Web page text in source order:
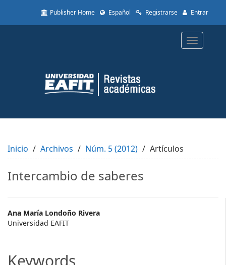
to
Content
Sidebar
Publisher Home Español Registrarse Entrar
Toggle
Inicio Archivos Núm. 5 (2012) Artículos
Intercambio de saberes
Main
Article
Ana María Londoño Rivera
Universidad EAFIT
Keywords